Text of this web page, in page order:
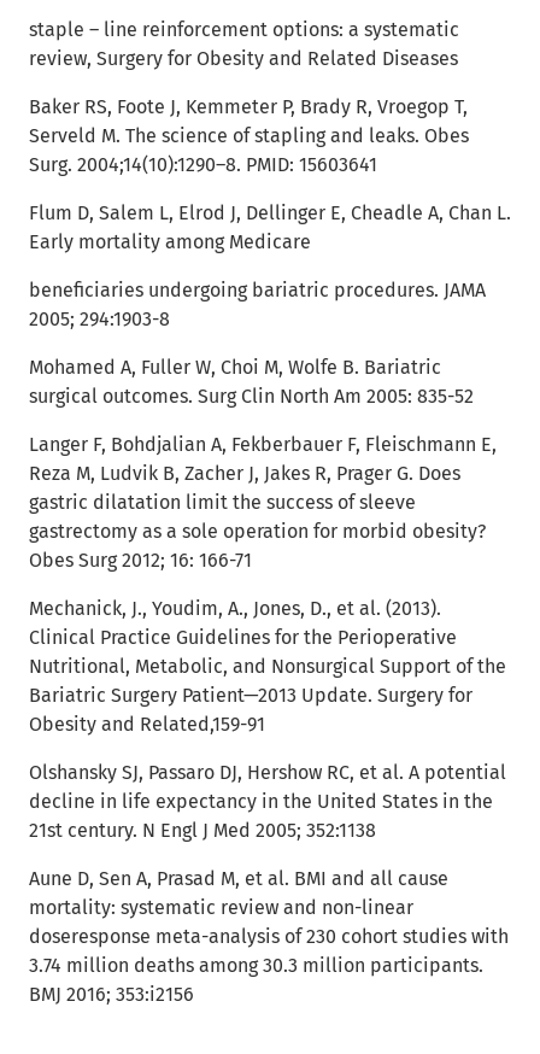
staple – line reinforcement options: a systematic
review, Surgery for Obesity and Related Diseases
Baker RS, Foote J, Kemmeter P, Brady R, Vroegop T,
Serveld M. The science of stapling and leaks. Obes
Surg. 2004;14(10):1290–8. PMID: 15603641
Flum D, Salem L, Elrod J, Dellinger E, Cheadle A, Chan L.
Early mortality among Medicare
beneficiaries undergoing bariatric procedures. JAMA
2005; 294:1903-8
Mohamed A, Fuller W, Choi M, Wolfe B. Bariatric
surgical outcomes. Surg Clin North Am 2005: 835-52
Langer F, Bohdjalian A, Fekberbauer F, Fleischmann E,
Reza M, Ludvik B, Zacher J, Jakes R, Prager G. Does
gastric dilatation limit the success of sleeve
gastrectomy as a sole operation for morbid obesity?
Obes Surg 2012; 16: 166-71
Mechanick, J., Youdim, A., Jones, D., et al. (2013).
Clinical Practice Guidelines for the Perioperative
Nutritional, Metabolic, and Nonsurgical Support of the
Bariatric Surgery Patient—2013 Update. Surgery for
Obesity and Related,159-91
Olshansky SJ, Passaro DJ, Hershow RC, et al. A potential
decline in life expectancy in the United States in the
21st century. N Engl J Med 2005; 352:1138
Aune D, Sen A, Prasad M, et al. BMI and all cause
mortality: systematic review and non-linear
doseresponse meta-analysis of 230 cohort studies with
3.74 million deaths among 30.3 million participants.
BMJ 2016; 353:i2156